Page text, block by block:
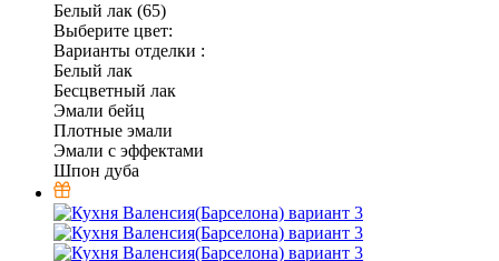
Белый лак (65)
Выберите цвет:
Варианты отделки :
Белый лак
Бесцветный лак
Эмали бейц
Плотные эмали
Эмали с эффектами
Шпон дуба